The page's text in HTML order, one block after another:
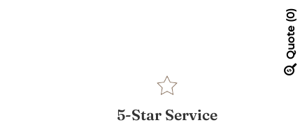
5-Star Service
Quote
0